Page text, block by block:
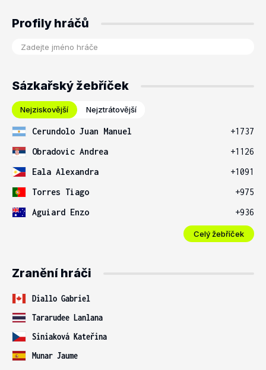
Profily hráčů
Sázkařský žebříček
Nejziskovější Nejztrátovější
Cerundolo Juan Manuel
+1737
Obradovic Andrea
+1126
Eala Alexandra
+1091
Torres Tiago
+975
Aguiard Enzo
+936
Celý žebříček
Zranění hráči
Diallo Gabriel
Tararudee Lanlana
Siniaková Kateřina
Munar Jaume